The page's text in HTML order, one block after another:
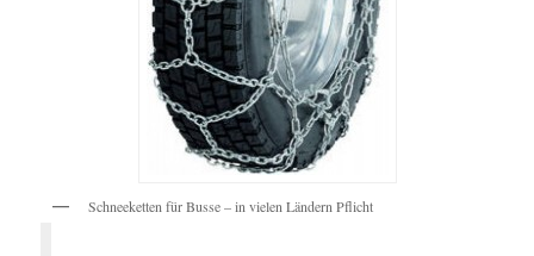
Schneeketten für Busse – in vielen Ländern Pflicht